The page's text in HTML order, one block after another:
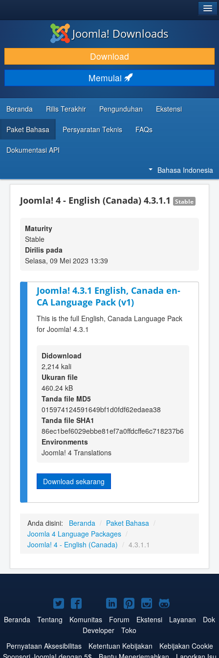
DOWNLOAD & KEMBANGKAN
TEMUKAN & PELAJARI
DUKUNGAN & KOMUNITAS
REFERENSI DEVELOPER
Joomla! Downloads
Download
Memulai
Beranda Rilis Terakhir Pengunduhan Ekstensi
Paket Bahasa Persyaratan Teknis FAQs
Dokumentasi API
Bahasa Indonesia
Joomla! 4 - English (Canada) 4.3.1.1 Stable
Maturity
Stable
Dirilis pada
Selasa, 09 Mei 2023 13:39
Joomla! 4.3.1 English, Canada en-
CA Language Pack (v1)
This is the full English, Canada Language Pack
for Joomla! 4.3.1
Didownload
2,214 kali
Ukuran file
460.24 kB
Tanda file MD5
015974124591649bf1d0fdf62edaea38
Tanda file SHA1
86ec1bef6029ebbe81ef7a0ffdcffe6c718237b6
Environments
Joomla! 4 Translations
Download sekarang
Anda disini: Beranda / Paket Bahasa /
Joomla 4 Language Packages /
Joomla! 4 - English (Canada) / 4.3.1.1
Joomla!
di
Twitter
Joomla!
di
Facebook
Joomla!
di
YouTube
Joomla!
di
LinkedIn
Joomla!
di
Pinterest
Joomla!
di
Joomla!
di
Beranda Tentang Komunitas Forum Ekstensi Layanan
Dok
Developer
Toko
Pernyataan Aksesibilitas
Ketentuan Kebijakan
Kebijakan Cookie